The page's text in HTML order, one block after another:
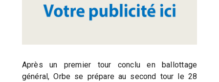
Après un premier tour conclu en ballottage
général, Orbe se prépare au second tour le 28